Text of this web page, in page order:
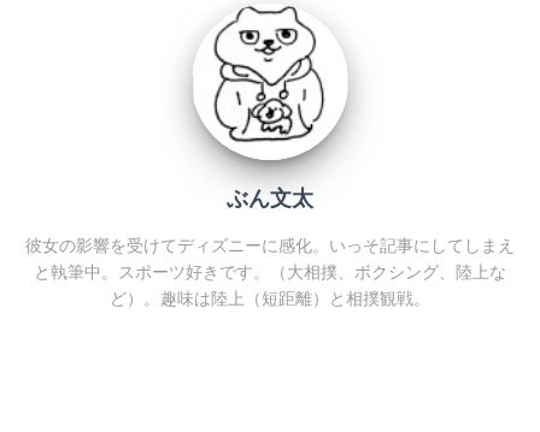
ぶん文太
彼女の影響を受けてディズニーに感化。いっそ記事にしてしまえ
と執筆中。スポーツ好きです。（大相撲、ボクシング、陸上な
ど）。趣味は陸上（短距離）と相撲観戦。